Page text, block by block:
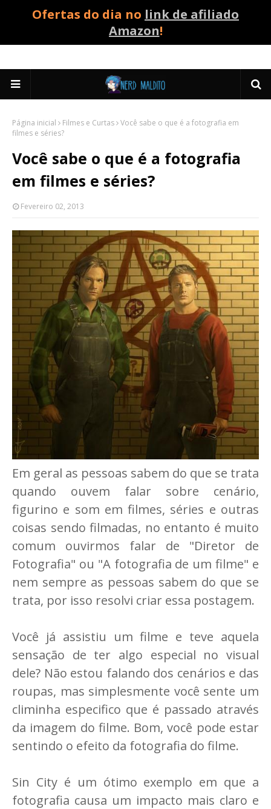
Ofertas do dia no link de afiliado
Amazon!
Página inicial Filmes e Curtas Você sabe o que é a fotografia em
filmes e séries?
Você sabe o que é a fotografia
em filmes e séries?
Fevereiro 02, 2013
Em geral as pessoas sabem do que se trata
quando ouvem falar sobre cenário,
figurino e som em filmes, séries e outras
coisas sendo filmadas, no entanto é muito
comum ouvirmos falar de "Diretor de
Fotografia" ou "A fotografia de um filme" e
nem sempre as pessoas sabem do que se
trata, por isso resolvi criar essa postagem.
Você já assistiu um filme e teve aquela
sensação de ter algo especial no visual
dele? Não estou falando dos cenários e das
roupas, mas simplesmente você sente um
climinha especifico que é passado através
da imagem do filme. Bom, você pode estar
sentindo o efeito da fotografia do filme.
Sin City é um ótimo exemplo em que a
fotografia causa um impacto mais claro e